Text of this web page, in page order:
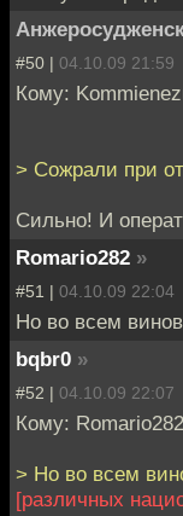
#50 | 04.10.09 21:59
Кому:
> Сожрали при
Сильно! И
Romario282 »
#51 | 04.10.09 22:04
Но во всем
bqbr0 »
#52 | 04.10.09 22:07
Кому:
> Но во всем
[различных